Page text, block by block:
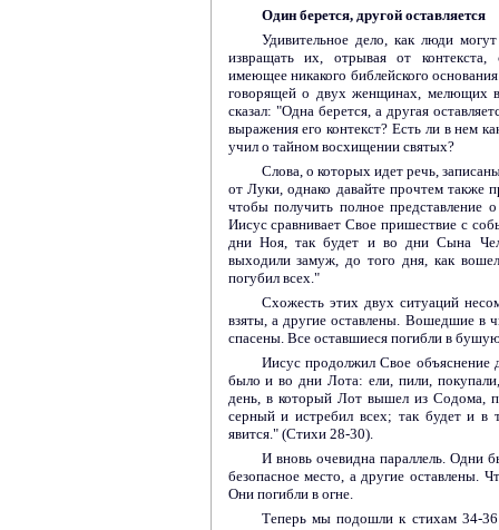
Один берется, другой оставляется
Удивительное дело, как люди
извращать их, отрывая от контекста,
имеющее никакого библейского
говорящей о двух женщинах, мелющих в
сказал: "Одна берется, а другая
выражения его контекст? Есть ли в нем
учил о тайном восхищении святых?
Слова, о которых идет речь,
от Луки, однако давайте прочтем
чтобы получить полное представление
Иисус сравнивает Свое пришествие с
дни Ноя, так будет и во дни Сына
выходили замуж, до того дня, как
погубил всех."
Схожесть этих двух ситуаций
взяты, а другие оставлены. Вошедшие в
спасены. Все оставшиеся погибли в
Иисус продолжил Свое объяснение
было и во дни Лота: ели, пили,
день, в который Лот вышел из Содома,
серный и истребил всех; так будет и в
явится." (Стихи 28-30).
И вновь очевидна параллель. Одни
безопасное место, а другие оставлены.
Они погибли в огне.
Теперь мы подошли к стихам 34-